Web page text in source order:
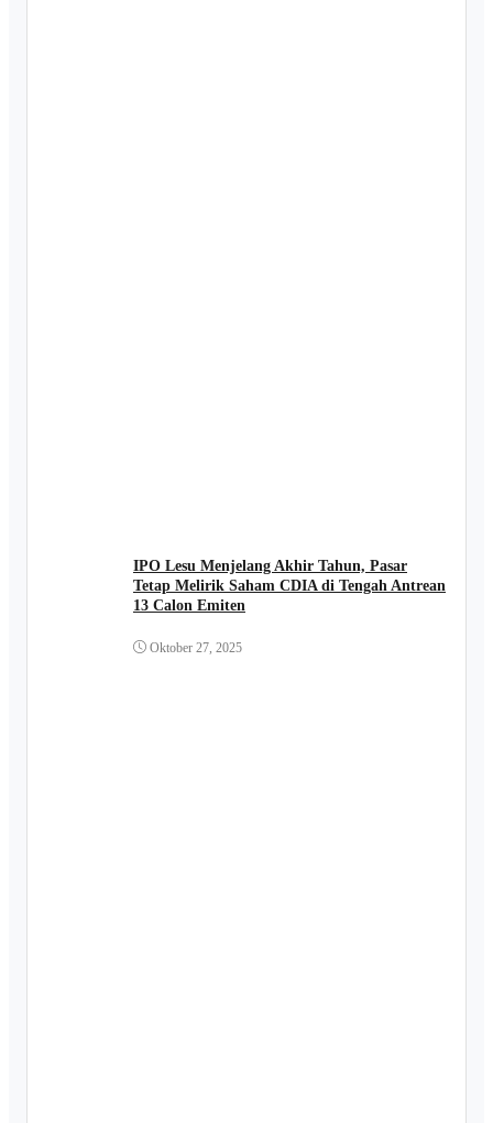
IPO Lesu Menjelang Akhir Tahun, Pasar
Tetap Melirik Saham CDIA di Tengah Antrean
13 Calon Emiten
Oktober 27, 2025